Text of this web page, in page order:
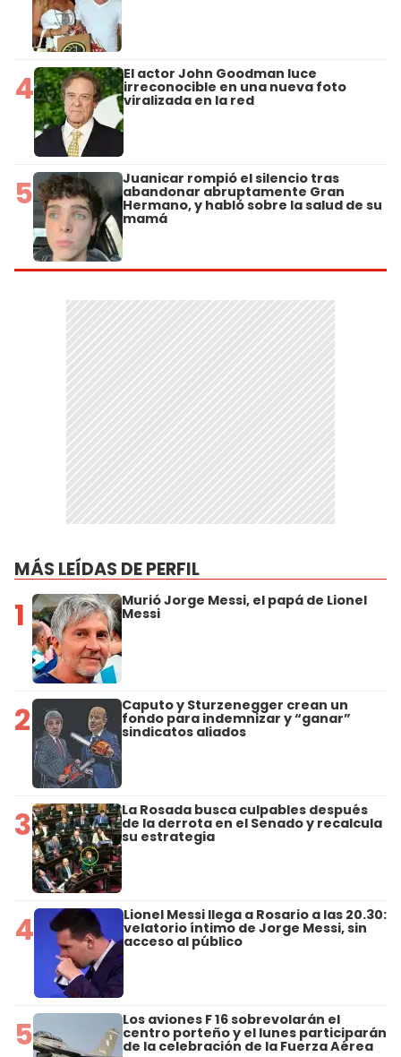
4 El actor John Goodman luce
irreconocible en una nueva foto
viralizada en la red
5 Juanicar rompió el silencio tras
abandonar abruptamente Gran
Hermano, y habló sobre la salud de su
mamá
MÁS LEÍDAS DE PERFIL
1 Murió Jorge Messi, el papá de Lionel
Messi
2 Caputo y Sturzenegger crean un
fondo para indemnizar y “ganar”
sindicatos aliados
3 La Rosada busca culpables después
de la derrota en el Senado y recalcula
su estrategia
4 Lionel Messi llega a Rosario a las 20.30:
velatorio íntimo de Jorge Messi, sin
acceso al público
5 Los aviones F 16 sobrevolarán el
centro porteño y el lunes participarán
de la celebración de la Fuerza Aérea